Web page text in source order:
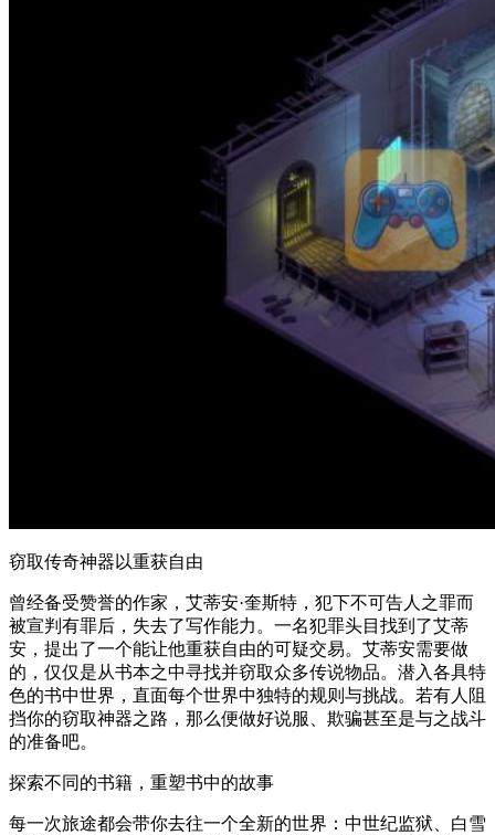
窃取传奇神器以重获自由
曾经备受赞誉的作家，艾蒂安·奎斯特，犯下不可告人之罪而
被宣判有罪后，失去了写作能力。一名犯罪头目找到了艾蒂
安，提出了一个能让他重获自由的可疑交易。艾蒂安需要做
的，仅仅是从书本之中寻找并窃取众多传说物品。潜入各具特
色的书中世界，直面每个世界中独特的规则与挑战。若有人阻
挡你的窃取神器之路，那么便做好说服、欺骗甚至是与之战斗
的准备吧。
探索不同的书籍，重塑书中的故事
每一次旅途都会带你去往一个全新的世界：中世纪监狱、白雪